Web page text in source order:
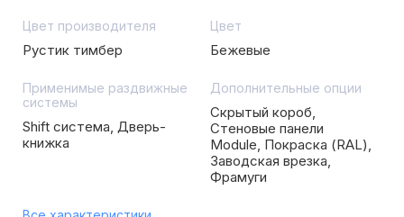
Цвет производителя
Рустик тимбер
Цвет
Бежевые
Применимые раздвижные
системы
Shift система, Дверь-
книжка
Дополнительные опции
Скрытый короб,
Стеновые панели
Module, Покраска (RAL),
Заводская врезка,
Фрамуги